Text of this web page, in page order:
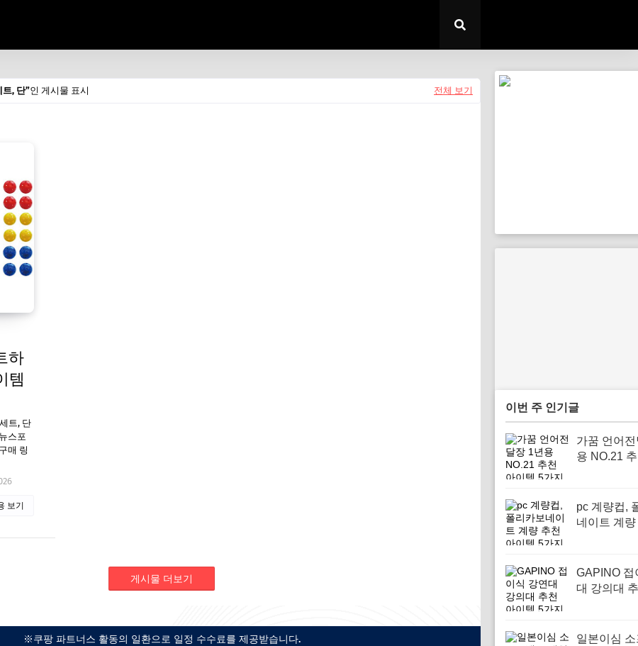
트, 단 인 게시물 표시 전체 보기
하
템
트, 단
스포
매 링
보기
게시물 더보기
※쿠팡 파트너스 활동의 일환으로 일정 수수료를 제공받습니다.
이번 주 인기글
가꿈 언어
용 NO.21
pc 계량컵,
네이트 계
GAPINO 접
대 강의대
일본이심